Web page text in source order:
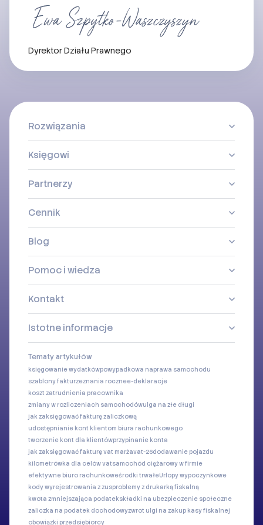
Dyrektor Działu Prawnego
Rozwiązania
Księgowi
Partnerzy
Cennik
Blog
Pomoc i wiedza
Kontakt
Istotne informacje
Tematy artykułów
księgowanie wydatkówpowypadkowa naprawa samochodu
szablony fakturzeznania rocznee-deklaracje
koszt zatrudnienia pracownika
zmiany w rozliczeniach samochodówulga na złe długi
jak zaksięgować fakturę zaliczkową
udostępnianie kont klientom biura rachunkowego
tworzenie kont dla klientówprzypinanie konta
jak zaksięgować fakturę vat marżavat-26dodawanie pojazdu
kilometrówka dla celów vatsamochód ciężarowy w firmie
efektywne biuro rachunkoweśrodki trwałeUrlopy wypoczynkowe
kody wyrejestrowania z zusproblemy z drukarką fiskalną
kwota zmniejszająca podatekskładki na ubezpieczenie społeczne
zaliczka na podatek dochodowyzwrot ulgi na zakup kasy fiskalnej
obowiązki przedsiębiorcy